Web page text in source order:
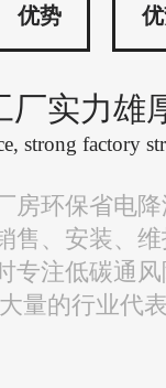
优势
厂实力雄
strong factory
房环保省电
售、安装、
专注低碳通
量的行业代